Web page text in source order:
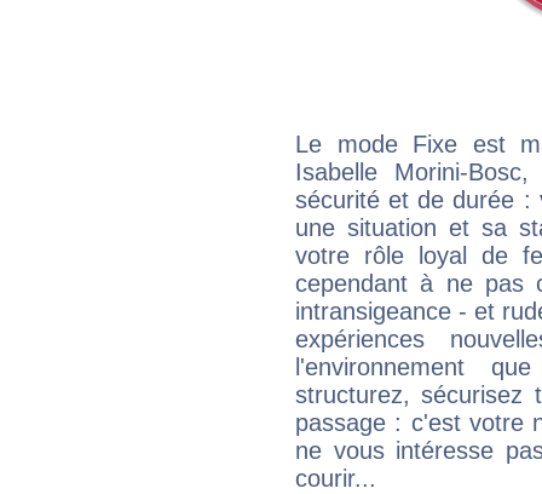
Le mode Fixe est
Isabelle Morini-
sécurité et de durée :
une situation et sa
votre rôle loyal de
cependant à ne pas
intransigeance - et
expériences
l'environnement
structurez, sécurisez
passage : c'est votre
ne vous intéresse
courir...